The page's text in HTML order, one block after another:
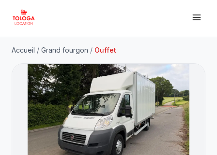
Accueil / Grand fourgon / Ouffet